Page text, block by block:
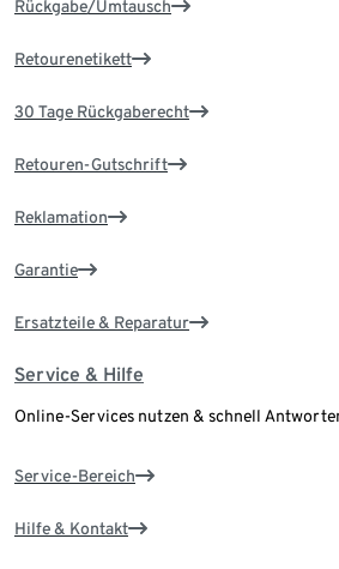
Rückgabe/Umtausch
Retourenetikett
30 Tage Rückgaberecht
Retouren-Gutschrift
Reklamation
Garantie
Ersatzteile & Reparatur
Service & Hilfe
Online-Services nutzen & schnell
Service-Bereich
Hilfe & Kontakt